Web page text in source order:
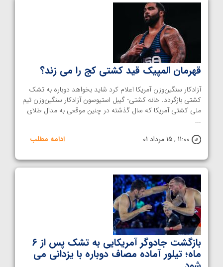
قهرمان المپیک قید کشتی کج را می زند؟
آزادکار سنگین‌وزن آمریکا اعلام کرد شاید بخواهد دوباره به تشک
کشتی بازگردد. خانه کشتی- گیبل استیوسون آزادکار سنگین‌وزن تیم
ملی کشتی آمریکا که سال گذشته در چنین موقعی به مدال طلای
...
11:00 , 15 مرداد 01
ادامه مطلب
بازگشت جادوگر آمریکایی به تشک پس از ۶
ماه؛ تیلور آماده مصاف دوباره با یزدانی می